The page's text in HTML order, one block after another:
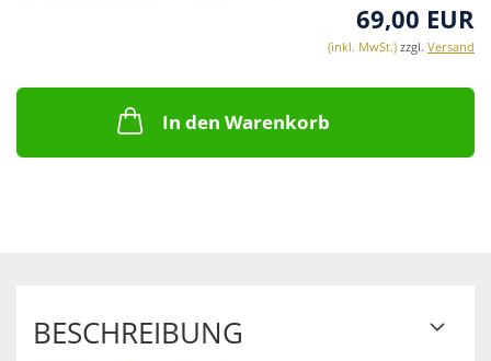
69,00 EUR
(inkl. MwSt.) zzgl. Versand
In den Warenkorb
BESCHREIBUNG